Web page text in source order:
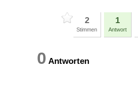
2
Stimmen
1
Antwort
0 Antworten